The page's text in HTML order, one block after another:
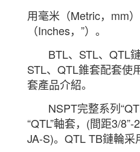
用毫米（Metric，mm
（Inches，”）。
BTL、STL、QTL鏈
STL、QTL錐套配套使
套產品介紹。
NSPT完整系列
“QTL”軸套，(間距3/
JA-S)。QTL TB鏈輪采